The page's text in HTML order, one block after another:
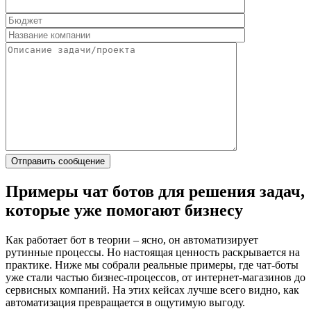
Примеры чат ботов для решения задач,
которые уже помогают бизнесу
Как работает бот в теории – ясно, он автоматизирует
рутинные процессы. Но настоящая ценность раскрывается на
практике. Ниже мы собрали реальные примеры, где чат-боты
уже стали частью бизнес-процессов, от интернет-магазинов до
сервисных компаний. На этих кейсах лучше всего видно, как
автоматизация превращается в ощутимую выгоду.